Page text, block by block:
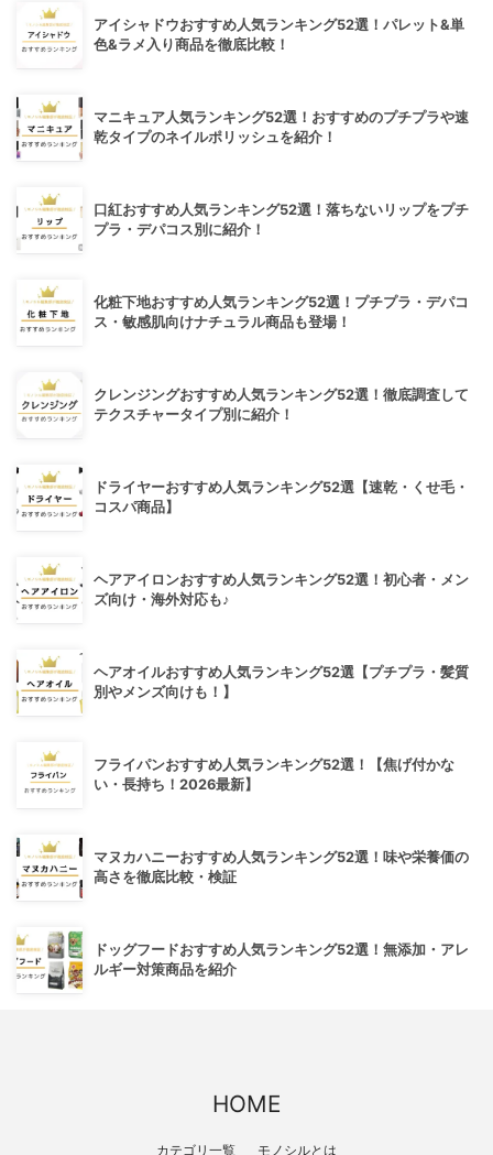
アイシャドウおすすめ人気ランキング52選！パレット&単
色&ラメ入り商品を徹底比較！
マニキュア人気ランキング52選！おすすめのプチプラや速
乾タイプのネイルポリッシュを紹介！
口紅おすすめ人気ランキング52選！落ちないリップをプチ
プラ・デパコス別に紹介！
化粧下地おすすめ人気ランキング52選！プチプラ・デパコ
ス・敏感肌向けナチュラル商品も登場！
クレンジングおすすめ人気ランキング52選！徹底調査して
テクスチャータイプ別に紹介！
ドライヤーおすすめ人気ランキング52選【速乾・くせ毛・
コスパ商品】
ヘアアイロンおすすめ人気ランキング52選！初心者・メン
ズ向け・海外対応も♪
ヘアオイルおすすめ人気ランキング52選【プチプラ・髪質
別やメンズ向けも！】
フライパンおすすめ人気ランキング52選！【焦げ付かな
い・長持ち！2026最新】
マヌカハニーおすすめ人気ランキング52選！味や栄養価の
高さを徹底比較・検証
ドッグフードおすすめ人気ランキング52選！無添加・アレ
ルギー対策商品を紹介
HOME
カテゴリ一覧 モノシルとは